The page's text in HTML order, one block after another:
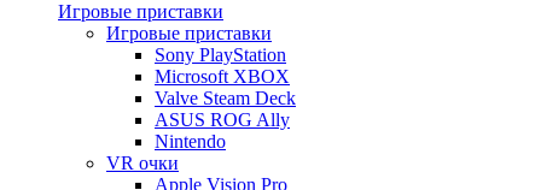
Игровые приставки
Игровые приставки
Sony PlayStation
Microsoft XBOX
Valve Steam Deck
ASUS ROG Ally
Nintendo
VR очки
Apple Vision Pro